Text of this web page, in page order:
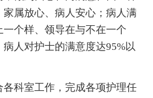
家属放心、病人安心；病人满
个样、领导在与不在一个
人对护士的满意度达95%以
科室工作，完成各项护理任